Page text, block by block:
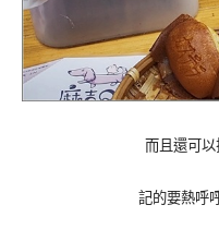
而且還可以
記的要熱呼